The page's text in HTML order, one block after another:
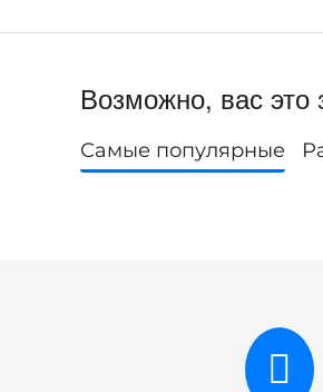
Возможно, вас это
Самые популярные